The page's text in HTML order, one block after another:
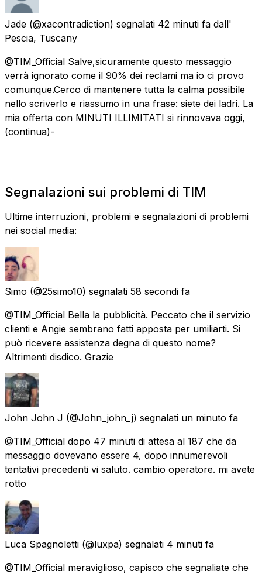
Jade (@xacontradiction) segnalati 42 minuti fa dall'
Pescia, Tuscany
@TIM_Official Salve,sicuramente questo messaggio
verrà ignorato come il 90% dei reclami ma io ci provo
comunque.Cerco di mantenere tutta la calma possibile
nello scriverlo e riassumo in una frase: siete dei ladri. La
mia offerta con MINUTI ILLIMITATI si rinnovava oggi,
(continua)-
Segnalazioni sui problemi di TIM
Ultime interruzioni, problemi e segnalazioni di problemi
nei social media:
Simo (@25simo10) segnalati 58 secondi fa
@TIM_Official Bella la pubblicità. Peccato che il servizio
clienti e Angie sembrano fatti apposta per umiliarti. Si
può ricevere assistenza degna di questo nome?
Altrimenti disdico. Grazie
John John J (@John_john_j) segnalati un minuto fa
@TIM_Official dopo 47 minuti di attesa al 187 che da
messaggio dovevano essere 4, dopo innumerevoli
tentativi precedenti vi saluto. cambio operatore. mi avete
rotto
Luca Spagnoletti (@luxpa) segnalati 4 minuti fa
@TIM_Official meraviglioso, capisco che segnaliate che